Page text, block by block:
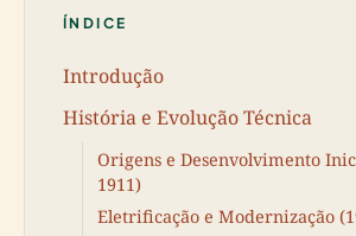
ÍNDICE
Introdução
História e Evolução Técnica
Origens e Desenvolvimento
1911)
Eletrificação e Modernização